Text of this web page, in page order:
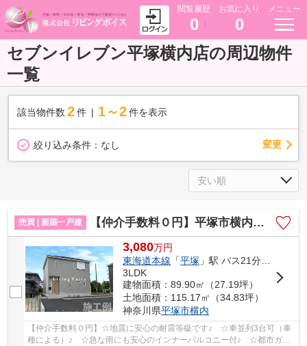
閲覧履歴
0
お気に入り
0
メニュー
セブンイレブン平塚横内店の周辺物件
一覧
該当物件数 2件 1～2 件を表示
絞り込み条件： なし 変更
売買 | 新築一戸建 【仲介手数料０円】平塚市横内第29 新築一戸建て
3,080万円
東海道本線 「平塚 」駅 バス21分 「横内団地前」 停歩5分
3LDK
建物面積：89.90㎡（27.19坪）
土地面積：115.17㎡（34.83坪）
神奈川県平塚市横内
【仲介手数料０円】☆地震に安心の耐震等級です♪ ☆車並列3台可（車
種による）♪ ☆急な雨にも安心のインナーバルコニー付♪ ☆都市ガス♪